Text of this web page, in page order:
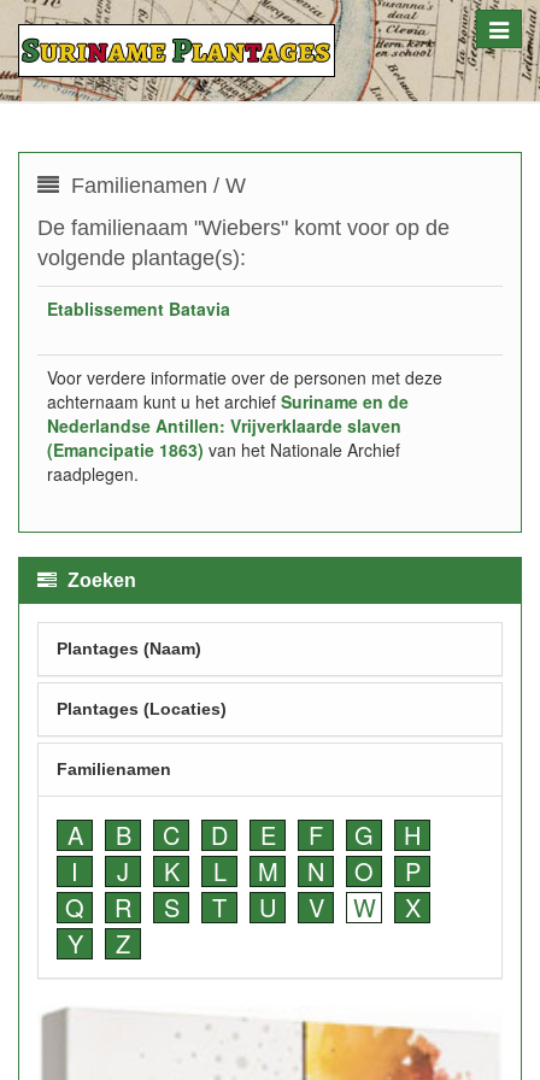
Toggle
Familienamen / W
De familienaam "Wiebers" komt voor op de
volgende plantage(s):
Etablissement Batavia
Voor verdere informatie over de personen met deze
achternaam kunt u het archief Suriname en de
Nederlandse Antillen: Vrijverklaarde slaven
(Emancipatie 1863) van het Nationale Archief
raadplegen.
Zoeken
Plantages (Naam)
Plantages (Locaties)
Familienamen
A B C D E F G
H
I
J K L M N O
P
Q
R S T U V W
X
Y
Z